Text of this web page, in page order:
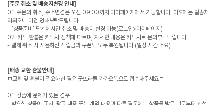
[주문 취소 및 배송지변경 안내]
01. 주문의 취소, 주소변경은 오전 09:00까지 마이페이지에서 가능합니다. 이후에는 발송처
리되오니 이점 양해부탁드립니다.
- [상품준비] 단계에서만 취소 및 배송지 변경 가능(로그인>마이페이지)
02. 카드 환불은 카드사 정책에 따르며, 자세한 내용은 카드사로 문의부탁드립니다.
- 결제 취소 시 사용하신 적립금과 쿠폰도 모두 복원됩니다.(일정 시간 소요)
[배송 교환 환불안내]
ㅁ교환 및 환불이 필요하신 경우 굿뜨래몰 카카오톡으로 접수해주세요ㅁ
01. 상품에 문제가 있는 경우